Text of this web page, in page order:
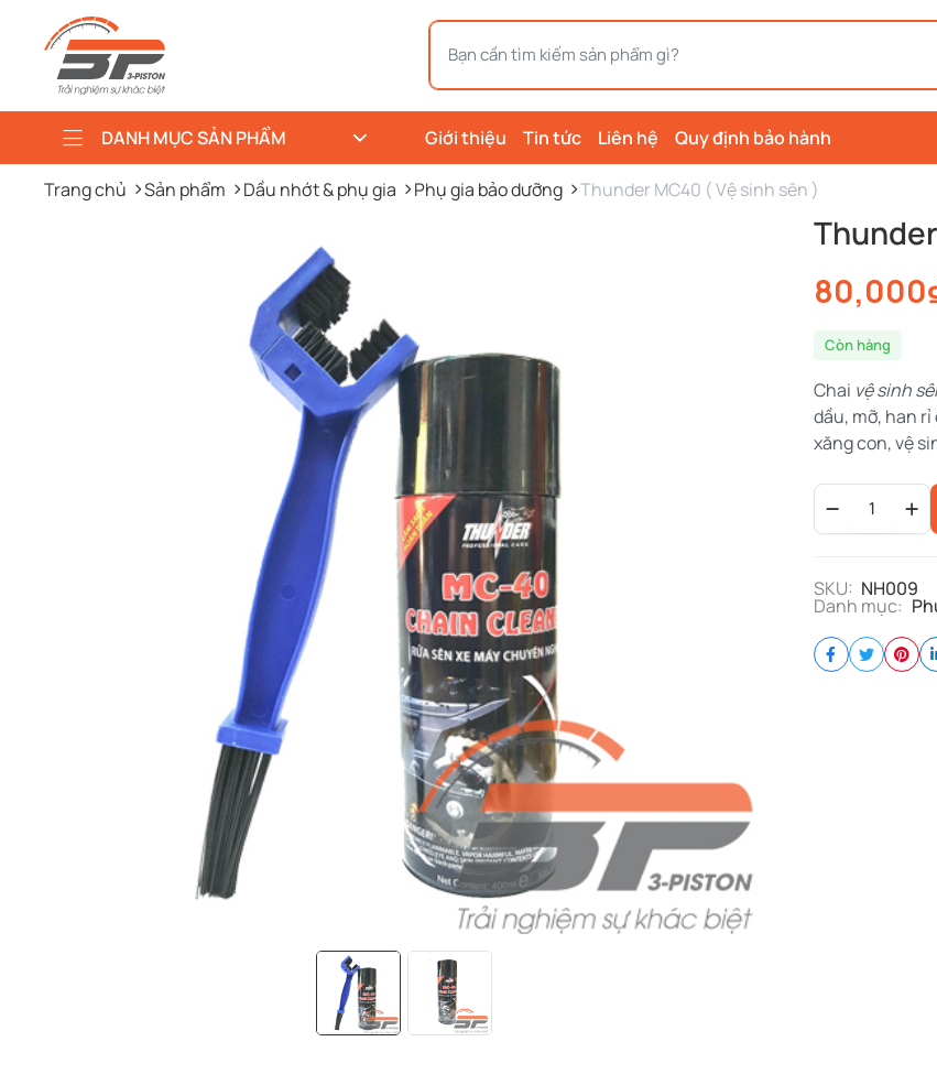
DANH MỤC SẢN PHẨM Giới thiệu Tin tức Liên hệ Quy định bảo hành
Trang chủ Sản phẩm Dầu nhớt & phụ gia Phụ gia bảo dưỡng Thunder MC40 ( Vệ sinh sên )
80,000
Còn hàng
Chai vệ sinh
dầu, mỡ, han
xăng con, vệ
MC40
(
sên
)
quantity
SKU: NH009
Danh mục: